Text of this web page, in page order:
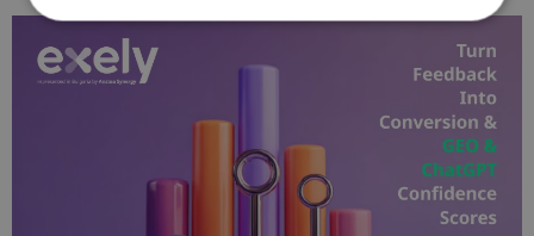
Строго необходимо
Строго необходимите бисквитки позволяват
основната функционалност на уебсайта, като
потребителско влизане и управление на
акаунта. Уебсайтът не може да се използва